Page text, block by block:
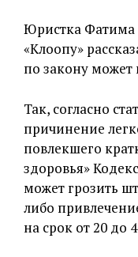
Юристка Фатима
«Клоопу»
по закону может
Так, согласно
причинение
повлекшего
здоровья»
может грозить
либо
на срок от 20 до